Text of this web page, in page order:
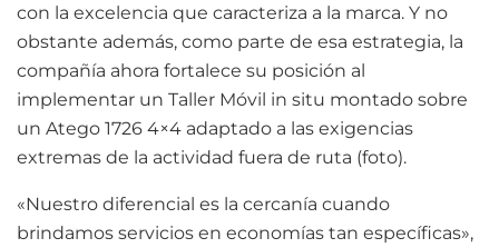
con la excelencia que caracteriza a la marca. Y no
obstante además, como parte de esa estrategia, la
compañía ahora fortalece su posición al
implementar un Taller Móvil in situ montado sobre
un Atego 1726 4×4 adaptado a las exigencias
extremas de la actividad fuera de ruta (foto).
«Nuestro diferencial es la cercanía cuando
brindamos servicios en economías tan específicas»,